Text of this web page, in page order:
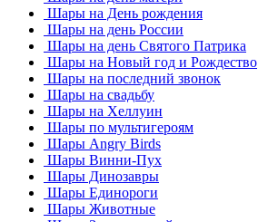
Шары на День рождения
Шары на день России
Шары на день Святого Патрика
Шары на Новый год и Рождество
Шары на последний звонок
Шары на свадьбу
Шары на Хеллуин
Шары по мультигероям
Шары Angry Birds
Шары Винни-Пух
Шары Динозавры
Шары Единороги
Шары Животные